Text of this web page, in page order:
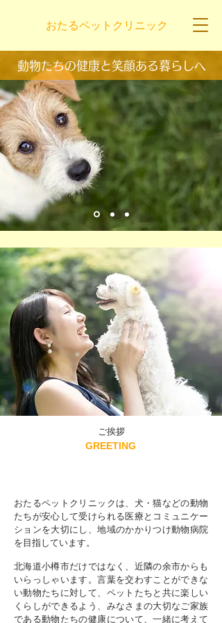
おたるペットクリニック
​動物たちの健康と笑顔ある暮らしへ
​ご挨拶
GREETING
おたるペットクリニックは、犬・猫などの動物
たちが安心して受けられる医療とコミュニケー
ションを大切にし、地域のかかりつけ動物病院
を目指しています。
北海道小樽市だけではなく、近隣の余市からも
いらっしゃいます。言葉を交わすことができな
い動物たちに対して、ペットたちと共に楽しい
くらしができるよう、みなさまの大切なご家族
である動物たちの健康について、一緒に考えて